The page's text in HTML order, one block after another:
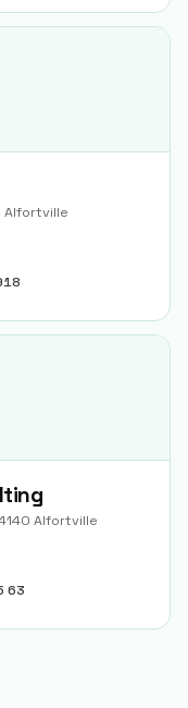
Alfortville
Alfortville
63